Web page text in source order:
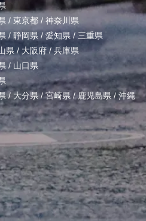
/ 東京都 / 神奈川県
/ 静岡県 / 愛知県 / 三重県
県/ 大阪府 /兵庫県
/ 山口県
/ 大分県/宮崎県 /鹿児島県 / 沖縄